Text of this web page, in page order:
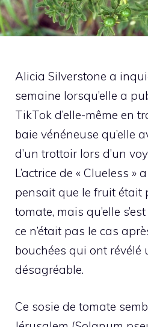
Alicia Silverstone a
semaine lorsqu’elle a
TikTok d’elle-même en
baie vénéneuse qu’elle
d’un trottoir lors d’un
L’actrice de « Clueless »
pensait que le fruit était
tomate, mais qu’elle
ce n’était pas le cas
bouchées qui ont révélé
désagréable.
Ce sosie de tomate